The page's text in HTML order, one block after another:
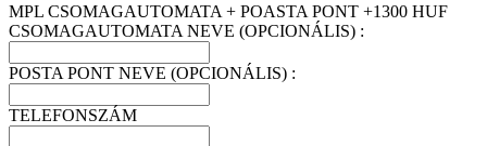
MPL CSOMAGAUTOMATA + POASTA PONT +1300 HUF
CSOMAGAUTOMATA NEVE (OPCIONÁLIS) :
POSTA PONT NEVE (OPCIONÁLIS) :
TELEFONSZÁM